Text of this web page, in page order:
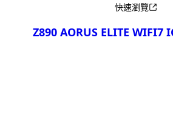
快速瀏覽
Z890 AORUS ELITE WIFI7